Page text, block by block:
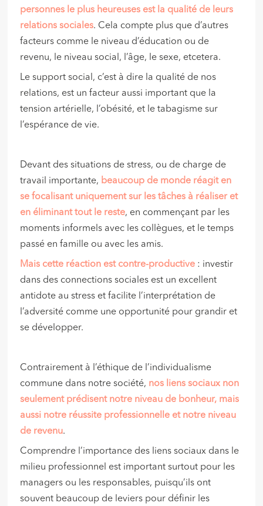
personnes le plus heureuses est la qualité de leurs
relations sociales. Cela compte plus que d’autres
facteurs comme le niveau d’éducation ou de
revenu, le niveau social, l’âge, le sexe, etcetera.
Le support social, c’est à dire la qualité de nos
relations, est un facteur aussi important que la
tension artérielle, l’obésité, et le tabagisme sur
l’espérance de vie.
Devant des situations de stress, ou de charge de
travail importante, beaucoup de monde réagit en
se focalisant uniquement sur les tâches à réaliser et
en éliminant tout le reste, en commençant par les
moments informels avec les collègues, et le temps
passé en famille ou avec les amis.
Mais cette réaction est contre-productive : investir
dans des connections sociales est un excellent
antidote au stress et facilite l’interprétation de
l’adversité comme une opportunité pour grandir et
se développer.
Contrairement à l’éthique de l’individualisme
commune dans notre société, nos liens sociaux non
seulement prédisent notre niveau de bonheur, mais
aussi notre réussite professionnelle et notre niveau
de revenu.
Comprendre l’importance des liens sociaux dans le
milieu professionnel est important surtout pour les
managers ou les responsables, puisqu’ils ont
souvent beaucoup de leviers pour définir les